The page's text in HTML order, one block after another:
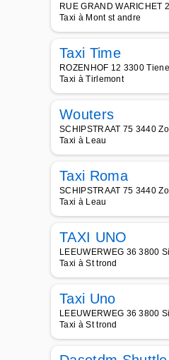
RUE GRAND
Taxi à Mont st andre
Taxi Time
ROZENHOF 12 3300
Taxi à Tirlemont
Wouters
SCHIPSTRAAT 75 3440
Taxi à Leau
Taxi Roma
SCHIPSTRAAT 75 3440
Taxi à Leau
TAXI UNO
LEEUWERWEG 36 3800
Taxi à St trond
Taxi Uno
LEEUWERWEG 36 3800
Taxi à St trond